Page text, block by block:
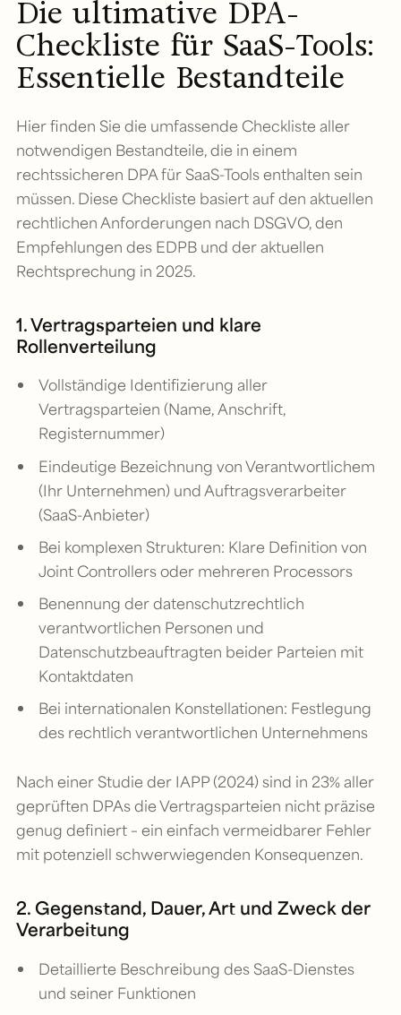
Die ultimative DPA-
Checkliste für SaaS-Tools:
Essentielle Bestandteile
Hier finden Sie die umfassende Checkliste aller
notwendigen Bestandteile, die in einem
rechtssicheren DPA für SaaS-Tools enthalten sein
müssen. Diese Checkliste basiert auf den aktuellen
rechtlichen Anforderungen nach DSGVO, den
Empfehlungen des EDPB und der aktuellen
Rechtsprechung in 2025.
1. Vertragsparteien und klare
Rollenverteilung
Vollständige Identifizierung aller
Vertragsparteien (Name, Anschrift,
Registernummer)
Eindeutige Bezeichnung von Verantwortlichem
(Ihr Unternehmen) und Auftragsverarbeiter
(SaaS-Anbieter)
Bei komplexen Strukturen: Klare Definition von
Joint Controllers oder mehreren Processors
Benennung der datenschutzrechtlich
verantwortlichen Personen und
Datenschutzbeauftragten beider Parteien mit
Kontaktdaten
Bei internationalen Konstellationen: Festlegung
des rechtlich verantwortlichen Unternehmens
Nach einer Studie der IAPP (2024) sind in 23% aller
geprüften DPAs die Vertragsparteien nicht präzise
genug definiert – ein einfach vermeidbarer Fehler
mit potenziell schwerwiegenden Konsequenzen.
2. Gegenstand, Dauer, Art und Zweck der
Verarbeitung
Detaillierte Beschreibung des SaaS-Dienstes
und seiner Funktionen